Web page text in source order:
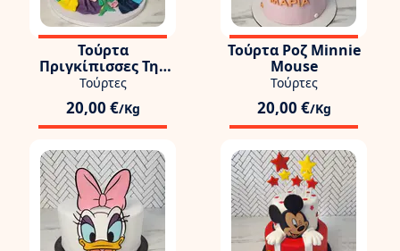
Τούρτα
Πριγκίπισσες Της
Disney
Τούρτες
20,00 €/Kg
Τούρτα Ροζ Minnie
Mouse
Τούρτες
20,00 €/Kg